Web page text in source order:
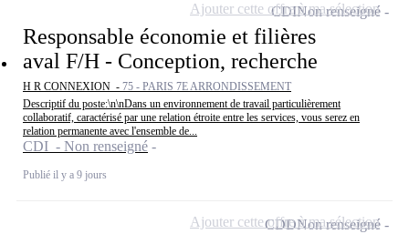
Responsable économie et filières
aval F/H - Conception, recherche
H R CONNEXION - 75 - PARIS 7E ARRONDISSEMENT
Descriptif du poste:\n\nDans un environnement de travail particulièrement
collaboratif, caractérisé par une relation étroite entre les services, vous serez en
relation permanente avec l'ensemble de...
CDI - Non renseigné
Publié il y a 9 jours
CDINon renseigné
Ajouter cette offre à ma sélection
CDDNon renseigné
Ajouter cette offre à ma sélection